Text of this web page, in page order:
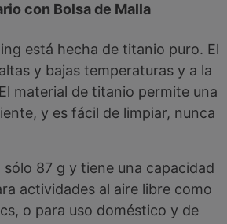
con Bolsa de Malla
está hecha de titanio puro. El
y bajas temperaturas y a la
material de titanio permite una
y es fácil de limpiar, nunca
87 g y tiene una capacidad
actividades al aire libre como
o para uso doméstico y de